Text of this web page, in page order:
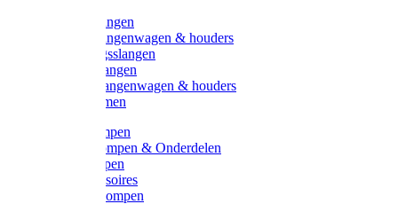
Overige slangen
Overige slangenwagen & houders
Beregeningsslangen
Gardena slangen
Gardena slangenwagen & houders
Slangklemmen
Leader pompen
Zwengelpompen & Onderdelen
Ebara pompen
Pompaccessoires
Excellent pompen